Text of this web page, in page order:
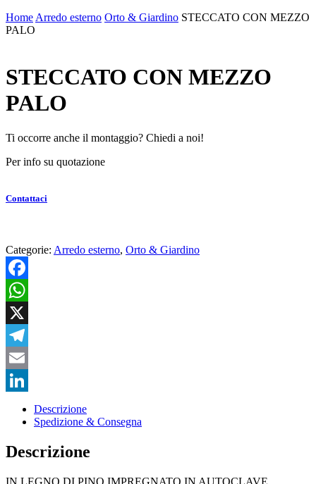
Home Arredo esterno Orto & Giardino STECCATO CON MEZZO
PALO
STECCATO CON MEZZO
PALO
Ti occorre anche il montaggio? Chiedi a noi!
Per info su quotazione
Contattaci
Categorie: Arredo esterno, Orto & Giardino
Facebook
WhatsApp
X
Telegram
Email
LinkedIn
Descrizione
Spedizione & Consegna
Descrizione
IN LEGNO DI PINO IMPREGNATO IN AUTOCLAVE,